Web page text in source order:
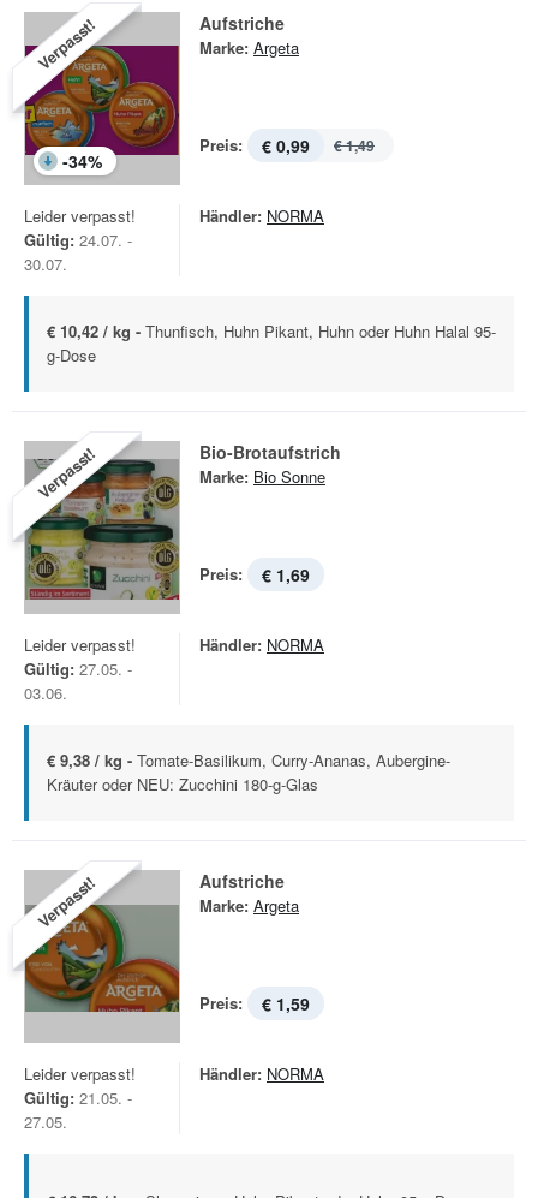
Verpasst!
-34%
Aufstriche
Marke: Argeta
Preis: € 0,99 € 1,49
Leider verpasst!
Gültig: 24.07. -
30.07.
Händler: NORMA
€ 10,42 / kg - Thunfisch, Huhn Pikant, Huhn oder Huhn Halal 95-
g-Dose
Verpasst! Bio-Brotaufstrich
Marke: Bio Sonne
Preis: € 1,69
Leider verpasst!
Gültig: 27.05. -
03.06.
Händler: NORMA
€ 9,38 / kg - Tomate-Basilikum, Curry-Ananas, Aubergine-
Kräuter oder NEU: Zucchini 180-g-Glas
Verpasst! Aufstriche
Marke: Argeta
Preis: € 1,59
Leider verpasst!
Gültig: 21.05. -
27.05.
Händler: NORMA